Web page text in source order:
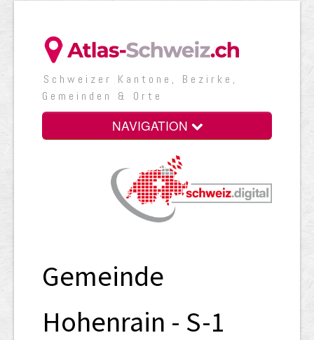
Schweizer Kantone, Bezirke,
Gemeinden & Orte
NAVIGATION
Gemeinde
Hohenrain - S-1